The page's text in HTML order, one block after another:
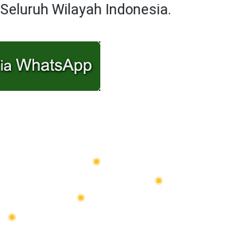
Wilayah Indonesia.